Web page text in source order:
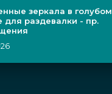
зеркала в голубом
для раздевалки - пр.